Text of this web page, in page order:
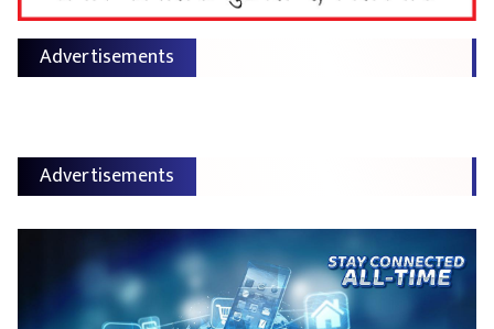
Advertisements
Advertisements